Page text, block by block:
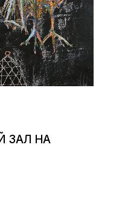
ЗАЛ НА